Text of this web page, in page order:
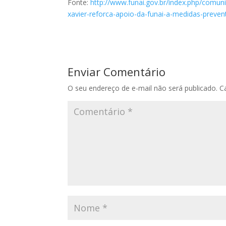
Fonte: http://www.funai.gov.br/index.php/
xavier-reforca-apoio-da-funai-a-medidas-
Enviar Comentário
O seu endereço de e-mail não será publicado.